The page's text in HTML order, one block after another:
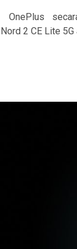
OnePlus
Nord 2 CE Lite 5G